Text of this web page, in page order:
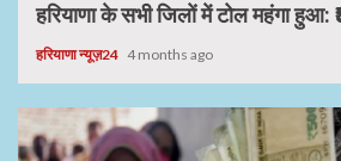
हरियाणा के सभी जिलों में टोल महंगा हुआ:
हरियाणा न्यूज़24 4 months ago